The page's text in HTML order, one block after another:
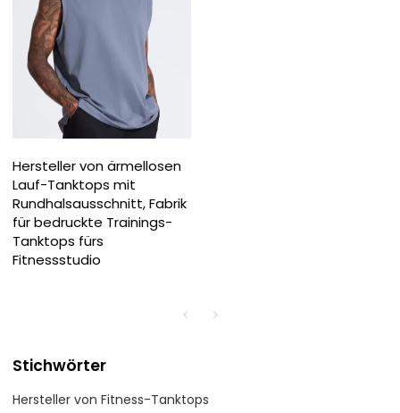
Hersteller von ärmellosen
Lauf-Tanktops mit
Rundhalsausschnitt, Fabrik
für bedruckte Trainings-
Tanktops fürs
Fitnessstudio
Stichwörter
Hersteller von Fitness-Tanktops